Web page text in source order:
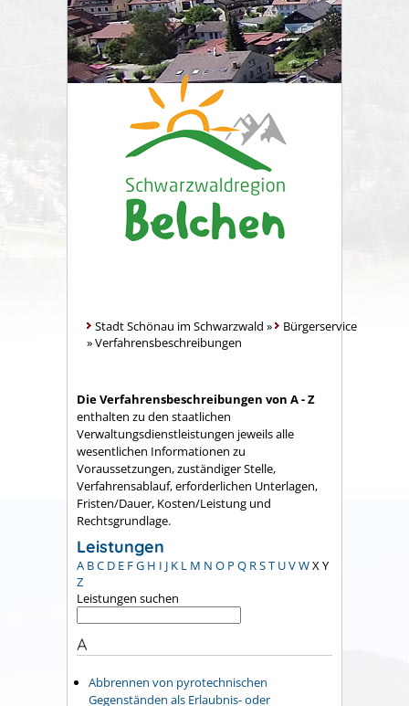
Stadt Schönau im Schwarzwald »
Bürgerservice
»Verfahrensbeschreibungen
Die Verfahrensbeschreibungen von A - Z
enthalten zu den staatlichen
Verwaltungsdienstleistungen jeweils alle
wesentlichen Informationen zu
Voraussetzungen, zuständiger Stelle,
Verfahrensablauf, erforderlichen Unterlagen,
Fristen/Dauer, Kosten/Leistung und
Rechtsgrundlage.
Leistungen
A BC D E FG H I J K L M N O P Q RST UVWXY
Z
Leistungen suchen
A
Abbrennen von pyrotechnischen
Gegenständen als Erlaubnis- oder